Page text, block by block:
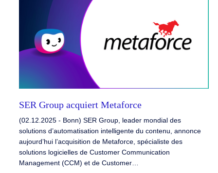
SER Group acquiert Metaforce
(02.12.2025 - Bonn) SER Group, leader mondial des
solutions d’automatisation intelligente du contenu, annonce
aujourd’hui l’acquisition de Metaforce, spécialiste des
solutions logicielles de Customer Communication
Management (CCM) et de Customer…